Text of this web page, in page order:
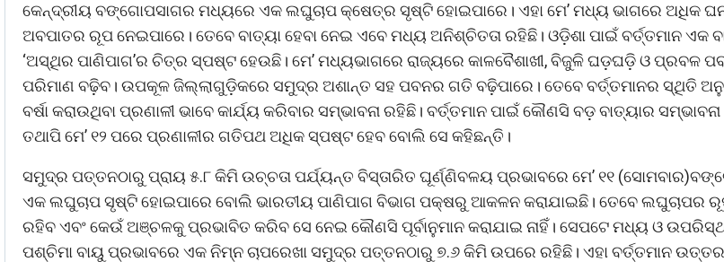
କେନ୍ଦ୍ରୀୟ ବଙ୍ଗୋପସାଗର ମଧ୍ୟରେ ଏକ ଲଘୁଚାପ କ୍ଷେତ୍ର ସୃଷ୍ଟି ହୋଇପାରେ। ଏହା ମେ’ ମଧ୍ୟ ଭାଗରେ ଅଧିକ
ଅବପାତର ରୂପ ନେଇପାରେ। ତେବେ ବାତ୍ୟା ହେବା ନେଇ ଏବେ ମଧ୍ୟ ଅନିଶ୍ଚିତତା ରହିଛି। ଓଡ଼ିଶା ପାଇଁ ବର୍ତ୍ତମାନ ଏକ
‘ଅସ୍ଥିର ପାଣିପାଗ’ର ଚିତ୍ର ସ୍ପଷ୍ଟ ହେଉଛି। ମେ’ ମଧ୍ୟଭାଗରେ ରାଜ୍ୟରେ କାଳବୈଶାଖୀ, ବିଜୁଳି ଘଡ଼ଘଡ଼ି ଓ ପ୍ରବଳ
ପରିମାଣ ବଢ଼ିବ। ଉପକୂଳ ଜିଲ୍ଲାଗୁଡ଼ିକରେ ସମୁଦ୍ର ଅଶାନ୍ତ ସହ ପବନର ଗତି ବଢ଼ିପାରେ। ତେବେ ବର୍ତ୍ତମାନର ସ୍ଥିତି
ବର୍ଷା କରାଉଥିବା ପ୍ରଣାଳୀ ଭାବେ କାର୍ଯ୍ୟ କରିବାର ସମ୍ଭାବନା ରହିଛି। ବର୍ତ୍ତମାନ ପାଇଁ କୌଣସି ବଡ଼ ବାତ୍ୟାର ସମ୍ଭାବନା
ତଥାପି ମେ’ ୧୨ ପରେ ପ୍ରଣାଳୀର ଗତିପଥ ଅଧିକ ସ୍ପଷ୍ଟ ହେବ ବୋଲି ସେ କହିଛନ୍ତି।
ସମୁଦ୍ର ପତ୍ତନଠାରୁ ପ୍ରାୟ ୫.୮ କିମି ଉଚ୍ଚତା ପର୍ଯ୍ୟନ୍ତ ବିସ୍ତାରିତ ଘୂର୍ଣ୍ଣିବଳୟ ପ୍ରଭାବରେ ମେ’ ୧୧
ଏକ ଲଘୁଚାପ ସୃଷ୍ଟି ହୋଇପାରେ ବୋଲି ଭାରତୀୟ ପାଣିପାଗ ବିଭାଗ ପକ୍ଷରୁ ଆକଳନ କରାଯାଇଛି। ତେବେ ଲଘୁଚାପର
ରହିବ ଏବଂ କେଉଁ ଅଞ୍ଚଳକୁ ପ୍ରଭାବିତ କରିବ ସେ ନେଇ କୌଣସି ପୂର୍ବାନୁମାନ କରାଯାଇ ନାହିଁ। ସେପଟେ ମଧ୍ୟ ଓ
ପଶ୍ଚିମା ବାୟୁ ପ୍ରଭାବରେ ଏକ ନିମ୍ନ ଚାପରେଖା ସମୁଦ୍ର ପତ୍ତନଠାରୁ ୭.୬ କିମି ଉପରେ ରହିଛି। ଏହା ବର୍ତ୍ତମାନ ଉତ୍ତର-